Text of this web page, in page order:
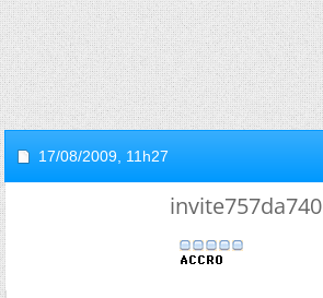
17/08/2009, 11h27
invite757da740